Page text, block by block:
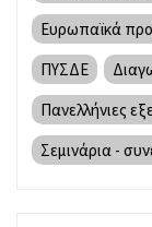
Ευρωπαϊκά
ΠΥΣΔΕ
Πανελλήνιες
Σεμινάρια -